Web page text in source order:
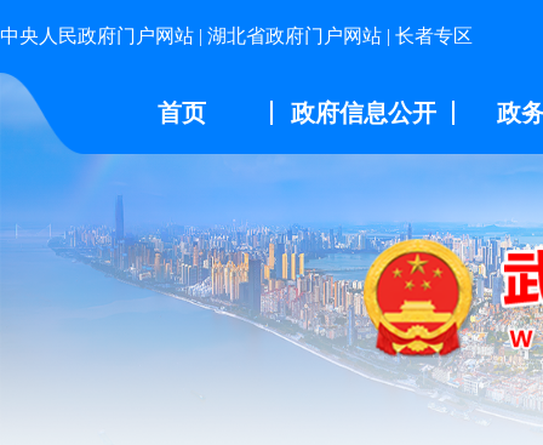
中央人民政府门户网站 | 湖北省政府门户网站 | 长者专区
首页 政府信息公开 政